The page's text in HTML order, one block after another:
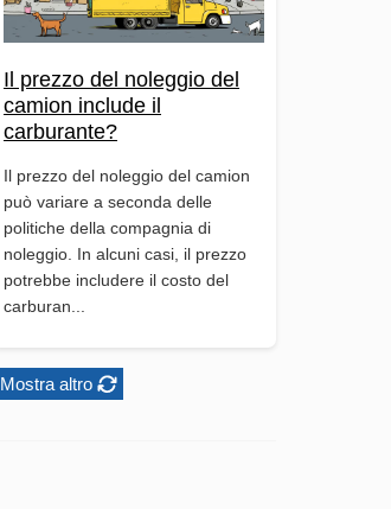
Il prezzo del noleggio del
camion include il
carburante?
Il prezzo del noleggio del camion
può variare a seconda delle
politiche della compagnia di
noleggio. In alcuni casi, il prezzo
potrebbe includere il costo del
carburan...
Mostra altro